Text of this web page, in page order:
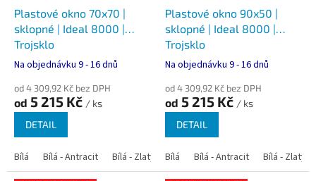
Plastové okno 70x70 |
sklopné | Ideal 8000 |
Trojsklo
Na objednávku 9 - 16 dnů
od 4 309,92 Kč bez DPH
od 5 215 Kč / ks
DETAIL
Bílá Bílá - Antracit Bílá - Zlatý dub Bílá - Tmavý dub Bílá -
Plastové okno 90x50 |
sklopné | Ideal 8000 |
Trojsklo
Na objednávku 9 - 16 dnů
od 4 309,92 Kč bez DPH
od 5 215 Kč / ks
DETAIL
Bílá Bílá - Antracit Bílá - Zlatý